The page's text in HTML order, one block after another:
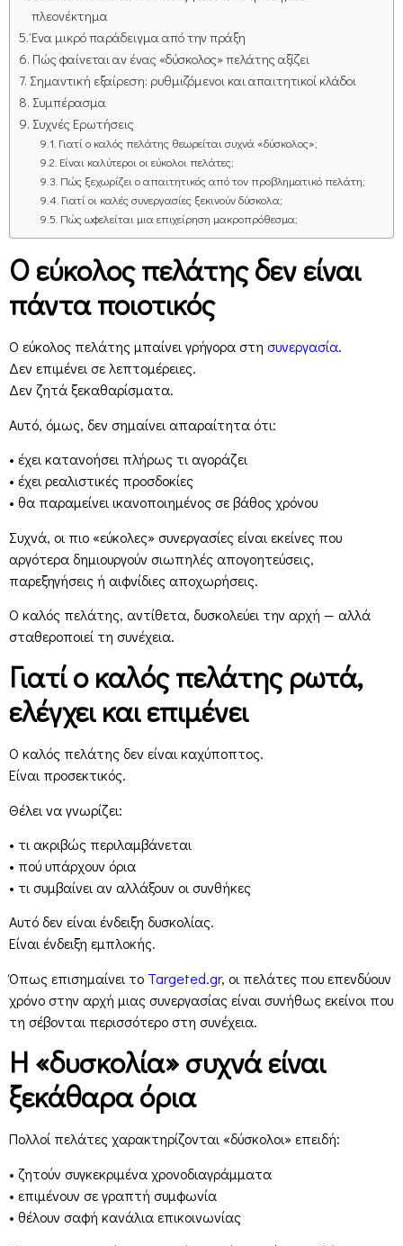
πλεονέκτημα
Ένα μικρό παράδειγμα από την πράξη
Πώς φαίνεται αν ένας «δύσκολος» πελάτης αξίζει
Σημαντική εξαίρεση: ρυθμιζόμενοι και απαιτητικοί κλάδοι
Συμπέρασμα
Συχνές Ερωτήσεις
Γιατί ο καλός πελάτης θεωρείται συχνά «δύσκολος»;
Είναι καλύτεροι οι εύκολοι πελάτες;
Πώς ξεχωρίζει ο απαιτητικός από τον προβληματικό πελάτη;
Γιατί οι καλές συνεργασίες ξεκινούν δύσκολα;
Πώς ωφελείται μια επιχείρηση μακροπρόθεσμα;
Ο εύκολος πελάτης δεν είναι
πάντα ποιοτικός
Ο εύκολος πελάτης μπαίνει γρήγορα στη συνεργασία.
Δεν επιμένει σε λεπτομέρειες.
Δεν ζητά ξεκαθαρίσματα.
Αυτό, όμως, δεν σημαίνει απαραίτητα ότι:
• έχει κατανοήσει πλήρως τι αγοράζει
• έχει ρεαλιστικές προσδοκίες
• θα παραμείνει ικανοποιημένος σε βάθος χρόνου
Συχνά, οι πιο «εύκολες» συνεργασίες είναι εκείνες που
αργότερα δημιουργούν σιωπηλές απογοητεύσεις,
παρεξηγήσεις ή αιφνίδιες αποχωρήσεις.
Ο καλός πελάτης, αντίθετα, δυσκολεύει την αρχή — αλλά
σταθεροποιεί τη συνέχεια.
Γιατί ο καλός πελάτης ρωτά,
ελέγχει και επιμένει
Ο καλός πελάτης δεν είναι καχύποπτος.
Είναι προσεκτικός.
Θέλει να γνωρίζει:
• τι ακριβώς περιλαμβάνεται
• πού υπάρχουν όρια
• τι συμβαίνει αν αλλάξουν οι συνθήκες
Αυτό δεν είναι ένδειξη δυσκολίας.
Είναι ένδειξη εμπλοκής.
Όπως επισημαίνει το Targeted.gr, οι πελάτες που επενδύουν
χρόνο στην αρχή μιας συνεργασίας είναι συνήθως εκείνοι που
τη σέβονται περισσότερο στη συνέχεια.
Η «δυσκολία» συχνά είναι
ξεκάθαρα όρια
Πολλοί πελάτες χαρακτηρίζονται «δύσκολοι» επειδή:
• ζητούν συγκεκριμένα χρονοδιαγράμματα
• επιμένουν σε γραπτή συμφωνία
• θέλουν σαφή κανάλια επικοινωνίας